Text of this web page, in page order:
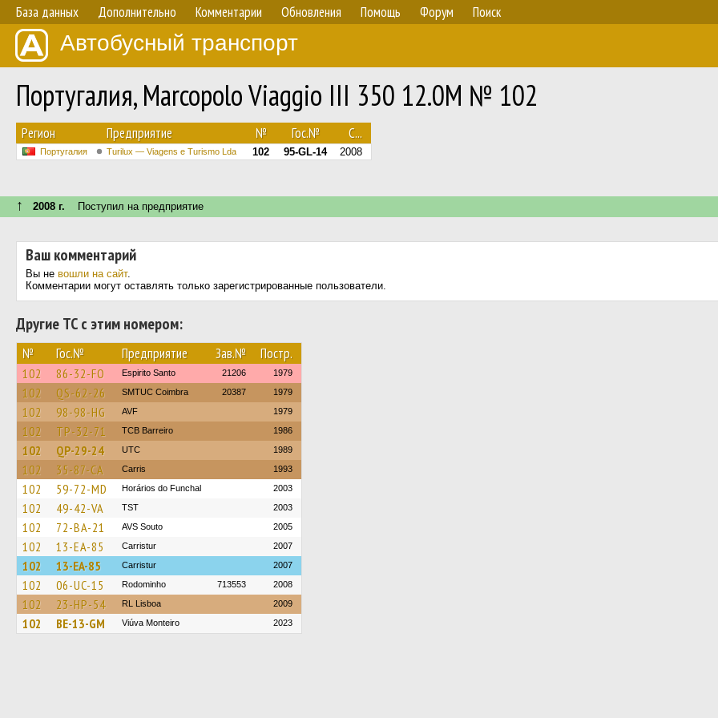
База данных Дополнительно Комментарии Обновления Помощь Форум Поиск
Автобусный транспорт
Португалия, Marcopolo Viaggio III 350 12.0M № 102
Регион Предприятие № Гос.№ С...
Португалия Turilux — Viagens e Turismo Lda 102 95-GL-14 2008
↑ 2008 г. Поступил на предприятие
Ваш комментарий
Вы не вошли на сайт.
Комментарии могут оставлять только зарегистрированные пользователи.
Другие ТС с этим номером:
№ Гос.№ Предприятие Зав.№ Постр.
102 86-32-FO Espirito Santo 21206 1979
102 QS-62-26 SMTUC Coimbra 20387 1979
102 98-98-HG AVF 1979
102 TP-32-71 TCB Barreiro 1986
102 QP-29-24 UTC 1989
102 35-87-CA Carris 1993
102 59-72-MD Horários do Funchal 2003
102 49-42-VA TST 2003
102 72-BA-21 AVS Souto 2005
102 13-EA-85 Carristur 2007
102 13-EA-85 Carristur 2007
102 06-UC-15 Rodominho 713553 2008
102 23-HP-54 RL Lisboa 2009
102 BE-13-GM Viúva Monteiro 2023